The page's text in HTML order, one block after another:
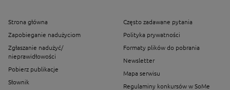
Strona główna
Zapobieganie nadużyciom
Zgłaszanie nadużyć/
nieprawidłowości
Pobierz publikacje
Słownik
Często zadawane pytania
Polityka prywatności
Formaty plików do pobrania
Newsletter
Mapa serwisu
Regulaminy konkursów w SoMe